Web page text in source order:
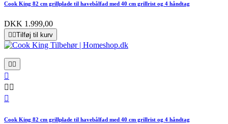
Cook King 82 cm grillplade til havebålfad med 40 cm grillrist og 4 håndtag
DKK 1.999,00
 Tilføj til kurv
 

 

Cook King 82 cm grillplade til havebålfad med 40 cm grillrist og 4 håndtag